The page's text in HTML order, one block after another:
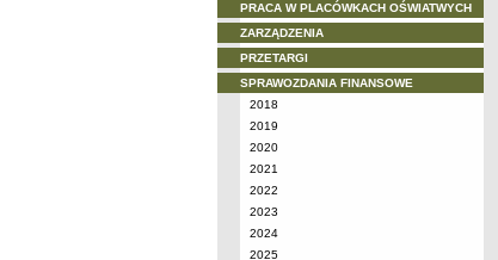
PRACA W PLACÓWKACH OŚWIATWYCH
ZARZĄDZENIA
PRZETARGI
SPRAWOZDANIA FINANSOWE
2018
2019
2020
2021
2022
2023
2024
2025